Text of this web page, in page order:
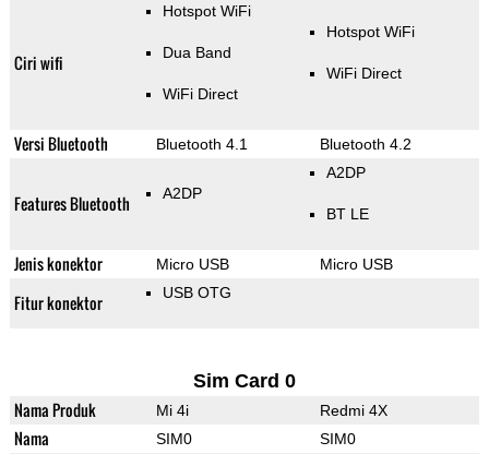
Ciri wifi
Hotspot WiFi
Dua Band
WiFi Direct
Hotspot WiFi
WiFi Direct
Versi Bluetooth Bluetooth 4.1 Bluetooth 4.2
Features Bluetooth A2DP
A2DP
BT LE
Jenis konektor Micro USB Micro USB
Fitur konektor USB OTG
Sim Card 0
Nama Produk Mi 4i Redmi 4X
Nama SIM0 SIM0